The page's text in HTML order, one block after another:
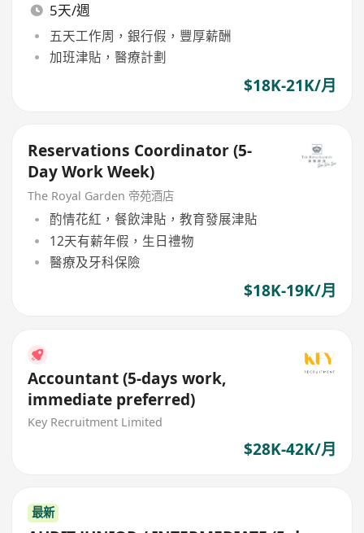
5天/週
五天工作周，銀行假，豐厚薪酬
加班津貼，醫療計劃
$18K-21K/月
Reservations Coordinator (5-
Day Work Week)
The Royal Garden 帝苑酒店
酌情花紅，餐飲津貼，教育發展津貼
12天有薪年假，生日禮物
醫療及牙科保險
$18K-19K/月
Accountant (5-days work,
immediate preferred)
Key Recruitment Limited
$28K-42K/月
最新